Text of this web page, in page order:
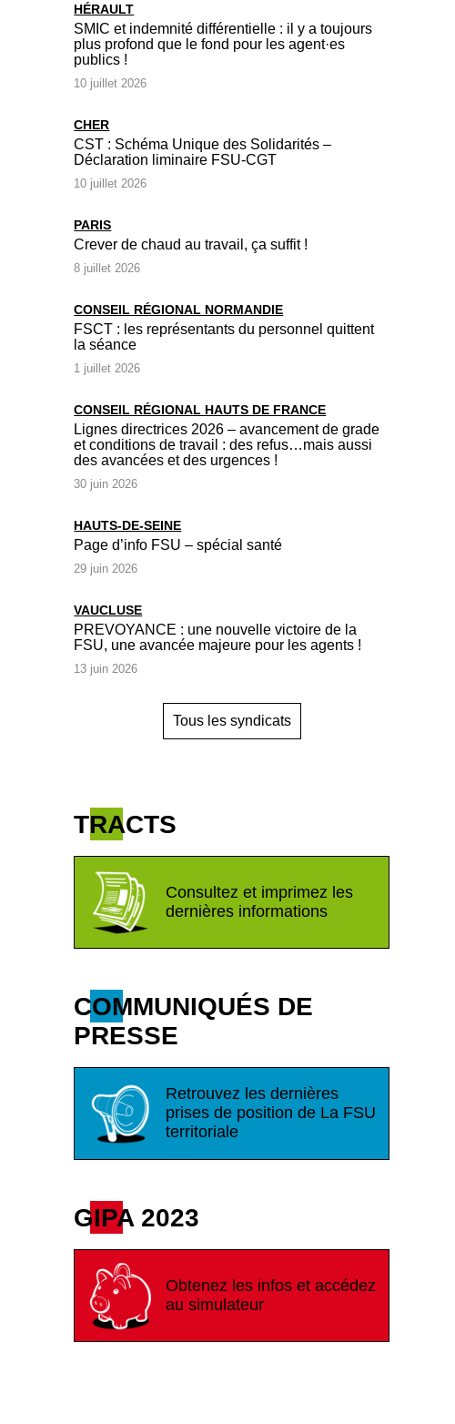
HÉRAULT
SMIC et indemnité différentielle : il y a toujours
plus profond que le fond pour les agent·es
publics !
10 juillet 2026
CHER
CST : Schéma Unique des Solidarités –
Déclaration liminaire FSU-CGT
10 juillet 2026
PARIS
Crever de chaud au travail, ça suffit !
8 juillet 2026
CONSEIL RÉGIONAL NORMANDIE
FSCT : les représentants du personnel quittent
la séance
1 juillet 2026
CONSEIL RÉGIONAL HAUTS DE FRANCE
Lignes directrices 2026 – avancement de grade
et conditions de travail : des refus…mais aussi
des avancées et des urgences !
30 juin 2026
HAUTS-DE-SEINE
Page d’info FSU – spécial santé
29 juin 2026
VAUCLUSE
PREVOYANCE : une nouvelle victoire de la
FSU, une avancée majeure pour les agents !
13 juin 2026
Tous les syndicats
TRACTS
Consultez et imprimez les
dernières informations
COMMUNIQUÉS DE
PRESSE
Retrouvez les dernières
prises de position de La FSU
territoriale
GIPA 2023
Obtenez les infos et accédez
au simulateur